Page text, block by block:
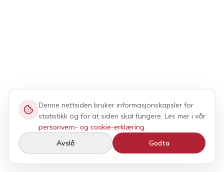
Denne nettsiden bruker informasjonskapsler for
statistikk og for at siden skal fungere. Les mer i vår
personvern- og cookie-erklæring.
Avslå
Godta